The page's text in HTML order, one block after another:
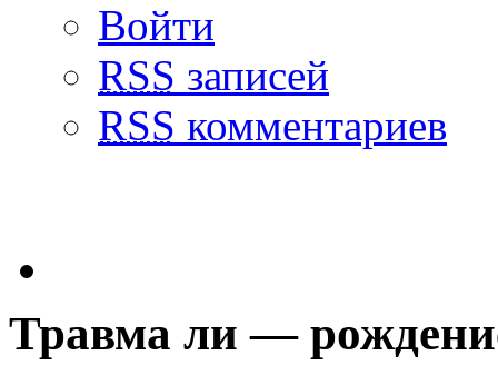
Войти
RSS записей
RSS комментариев
Травма ли —